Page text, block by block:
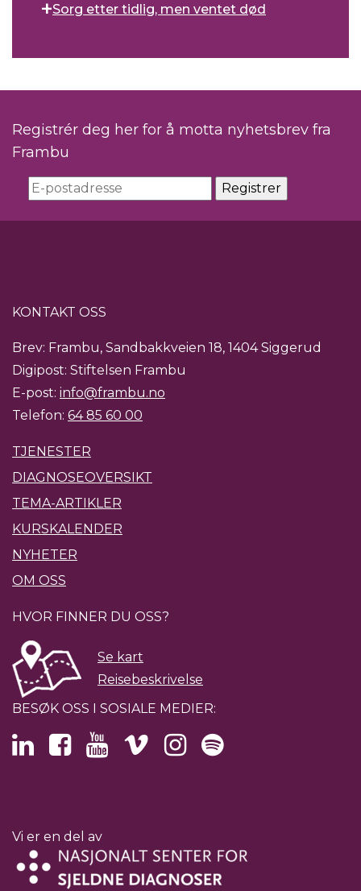
Sorg etter tidlig, men ventet død
Registrér deg her for å motta nyhetsbrev fra
Frambu
KONTAKT OSS
Brev: Frambu, Sandbakkveien 18, 1404 Siggerud
Digipost: Stiftelsen Frambu
E-post: info@frambu.no
Telefon: 64 85 60 00
TJENESTER
DIAGNOSEOVERSIKT
TEMA-ARTIKLER
KURSKALENDER
NYHETER
OM OSS
HVOR FINNER DU OSS?
Se kart
Reisebeskrivelse
BESØK OSS I SOSIALE MEDIER:
Vi er en del av